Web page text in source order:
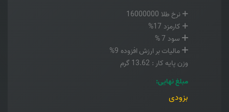
نرخ طلا 16000000
کارمزد 17%
سود 7 %
مالیات بر ارزش افزوده 9%
وزن پایه کار : 13.62 گرم
مبلغ نهایی:
بزودی